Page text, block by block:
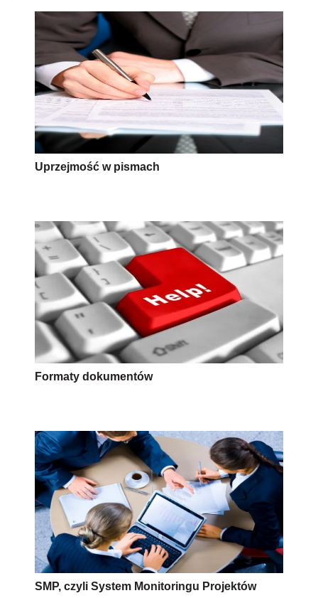
Uprzejmość w pismach
Formaty dokumentów
SMP, czyli System Monitoringu Projektów